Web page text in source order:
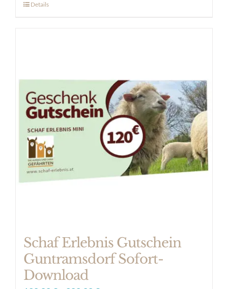
Dieses
auf.
Die
Optionen
können
der
Produktseite
Details
Schaf Erlebnis Gutschein
Guntramsdorf Sofort-
Download